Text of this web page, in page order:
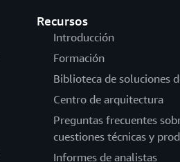
Recursos
Introducción
Formación
Biblioteca de soluciones
Centro de arquitectura
Preguntas frecuentes
cuestiones técnicas y
Informes de analistas